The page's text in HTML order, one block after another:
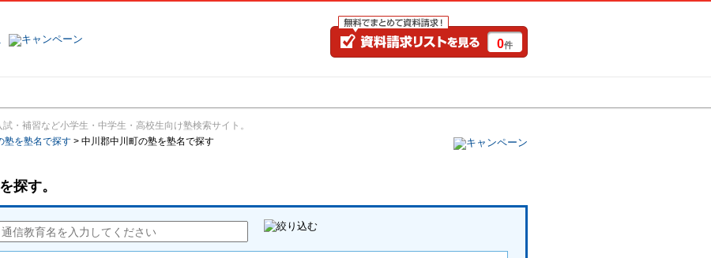
0件
・補習など小学生・中学生・高校生向け塾検索サイト。
塾を塾名で探す > 中川郡中川町の塾を塾名で探す
を探す。